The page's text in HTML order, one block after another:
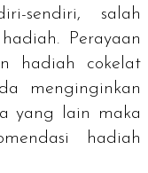
sendiri, salah
Perayaan
hadiah cokelat
menginginkan
yang lain maka
hadiah